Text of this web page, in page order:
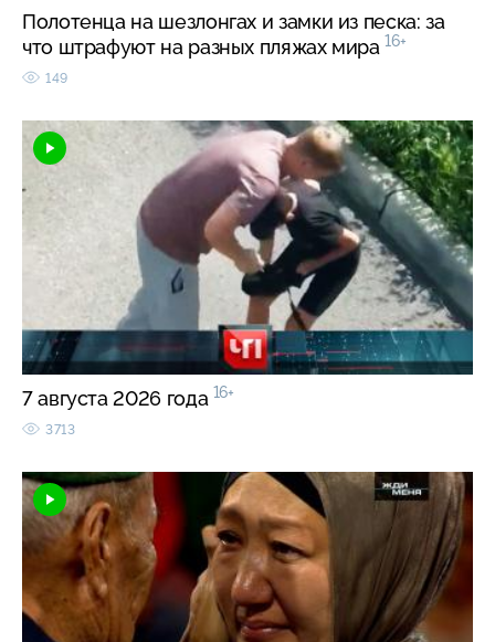
Полотенца на шезлонгах и замки из песка: за
что штрафуют на разных пляжах мира 16+
149
7 августа 2026 года 16+
3713